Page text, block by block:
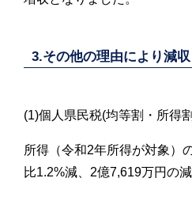
3.その他の理由により減
(1)個人県民税(均等割・所得
所得（令和2年所得が対象）
比1.2%減、2億7,619万円の